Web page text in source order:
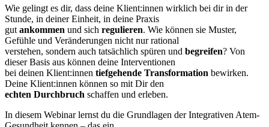
Wie gelingt es dir, dass deine Klient:innen wirklich bei dir in der
Stunde, in deiner Einheit, in deine Praxis
gut ankommen und sich regulieren. Wie können sie Muster,
Gefühle und Veränderungen nicht nur rational
verstehen, sondern auch tatsächlich spüren und begreifen? Von
dieser Basis aus können deine Interventionen
bei deinen Klient:innen tiefgehende Transformation bewirken.
Deine Klient:innen können so mit Dir den
echten Durchbruch schaffen und erleben.
In diesem Webinar lernst du die Grundlagen der Integrativen Atem-